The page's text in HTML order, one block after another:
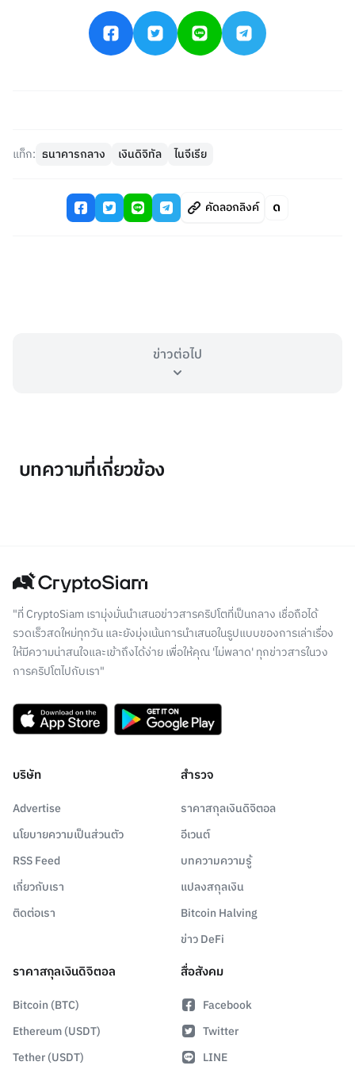
แท็ก: ธนาคารกลาง เงินดิจิทัล ไนจีเรีย
คัดลอกลิงค์
ข่าวต่อไป
บทความที่เกี่ยวข้อง
"ที่ CryptoSiam เรามุ่งมั่นนำเสนอข่าวสารคริปโตที่เป็นกลาง เชื่อถือได้
รวดเร็วสดใหม่ทุกวัน และยังมุ่งเน้นการนำเสนอในรูปแบบของการเล่าเรื่อง
ให้มีความน่าสนใจและเข้าถึงได้ง่าย เพื่อให้คุณ 'ไม่พลาด' ทุกข่าวสารในวง
การคริปโตไปกับเรา"
บริษัท
Advertise
นโยบายความเป็นส่วนตัว
RSS Feed
เกี่ยวกับเรา
ติดต่อเรา
สำรวจ
ราคาสกุลเงินดิจิตอล
อีเวนต์
บทความความรู้
แปลงสกุลเงิน
Bitcoin Halving
ข่าว DeFi
ราคาสกุลเงินดิจิตอล
Bitcoin (BTC)
Ethereum (USDT)
Tether (USDT)
สื่อสังคม
Facebook
Twitter
LINE